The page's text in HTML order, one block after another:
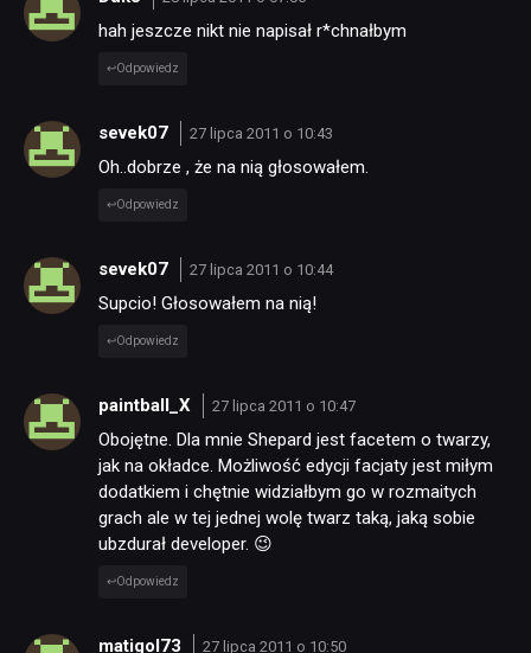
hah jeszcze nikt nie napisał r*chnałbym
Odpowiedz
sevek07 27 lipca 2011 o 10:43
Oh..dobrze , że na nią głosowałem.
Odpowiedz
sevek07 27 lipca 2011 o 10:44
Supcio! Głosowałem na nią!
Odpowiedz
paintball_X 27 lipca 2011 o 10:47
Obojętne. Dla mnie Shepard jest facetem o twarzy,
jak na okładce. Możliwość edycji facjaty jest miłym
dodatkiem i chętnie widziałbym go w rozmaitych
grach ale w tej jednej wolę twarz taką, jaką sobie
ubzdurał developer. 😉
Odpowiedz
matigol73 27 lipca 2011 o 10:50